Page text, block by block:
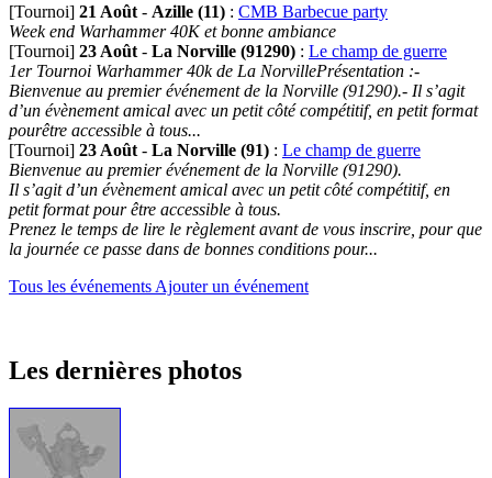
[Tournoi] 21 Août - Azille (11) : CMB Barbecue party
Week end Warhammer 40K et bonne ambiance
[Tournoi] 23 Août - La Norville (91290) : Le champ de guerre
1er Tournoi Warhammer 40k de La NorvillePrésentation :-
Bienvenue au premier événement de la Norville (91290).- Il s’agit
d’un évènement amical avec un petit côté compétitif, en petit format
pourêtre accessible à tous...
[Tournoi] 23 Août - La Norville (91) : Le champ de guerre
Bienvenue au premier événement de la Norville (91290).
Il s’agit d’un évènement amical avec un petit côté compétitif, en
petit format pour être accessible à tous.
Prenez le temps de lire le règlement avant de vous inscrire, pour que
la journée ce passe dans de bonnes conditions pour...
Tous les événements Ajouter un événement
Les dernières photos